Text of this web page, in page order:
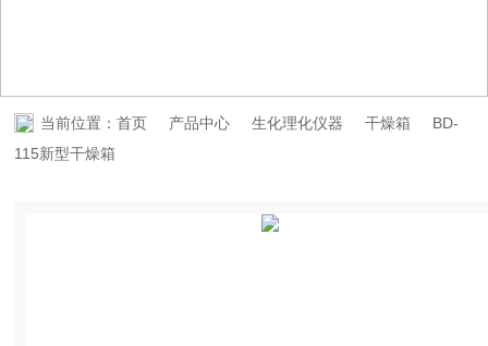
资料下载
当前位置：首页 产品中心 生化理化仪器 干燥箱
BD-
115新型干燥箱